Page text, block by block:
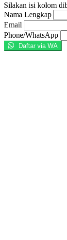
Silakan isi kolom
Nama Lengkap
Email
Phone/WhatsApp
Daftar via WA